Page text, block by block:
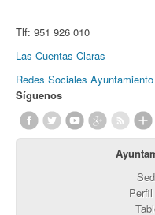
Tlf: 951 926 010
Las Cuentas Claras
Redes Sociales Ayuntamiento
Síguenos